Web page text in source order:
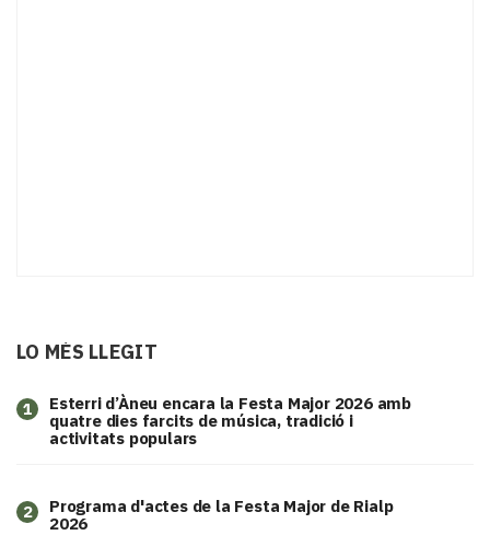
LO MÉS LLEGIT
1
Esterri d’Àneu encara la Festa Major 2026 amb
quatre dies farcits de música, tradició i
activitats populars
2
Programa d'actes de la Festa Major de Rialp
2026